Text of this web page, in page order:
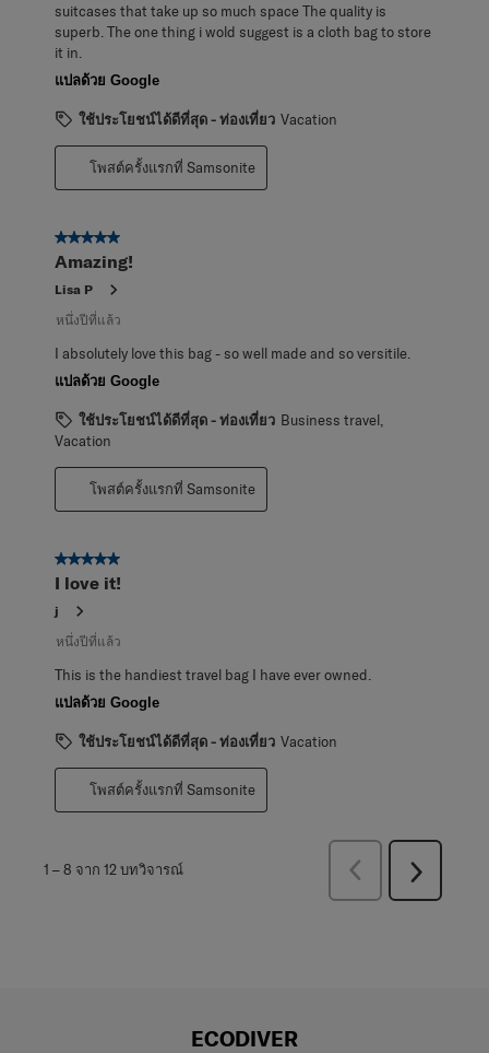
suitcases that take up so much space The quality is
superb. The one thing i wold suggest is a cloth bag to store
it in.
แปลด้วย Google
ใช้ประโยชน์ได้ดีที่สุด - ท่องเที่ยว Vacation
โพสต์ครั้งแรกที่ Samsonite
5 จาก 5 ดาว
Amazing!
Lisa P
หนึ่งปีที่แล้ว
I absolutely love this bag - so well made and so versitile.
แปลด้วย Google
ใช้ประโยชน์ได้ดีที่สุด - ท่องเที่ยว Business travel,
Vacation
โพสต์ครั้งแรกที่ Samsonite
5 จาก 5 ดาว
I love it!
j
หนึ่งปีที่แล้ว
This is the handiest travel bag I have ever owned.
แปลด้วย Google
ใช้ประโยชน์ได้ดีที่สุด - ท่องเที่ยว Vacation
โพสต์ครั้งแรกที่ Samsonite
1 –8 จาก 12 บทวิจารณ์
ก่อน
ถัด
ECODIVER